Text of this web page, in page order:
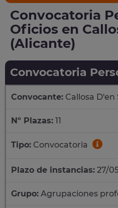
Convocatoria
Oficios en
(Alicante)
Convocatoria
Convocante: Callosa
Nº Plazas: 11
Tipo: Convocatoria
Plazo de instancias: 27/
Grupo: Agrupaciones